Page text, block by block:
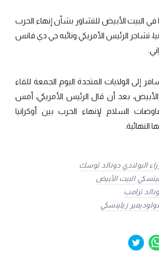
في البيت الأبيض للتشاور بشأن إنهاء الحرب
تشاجر الرئيس الأمريكي ونائبه جي دي فانس
إلى الولايات المتحدة اليوم الجمعة للقاء
بعد أن قال الرئيس الأمريكي، أمس
السلام لإنهاء الحرب بين أوكرانيا
النهائية.
البولندي دونالد توسك
البيت الأبيض
ترامب
زيلينسكي